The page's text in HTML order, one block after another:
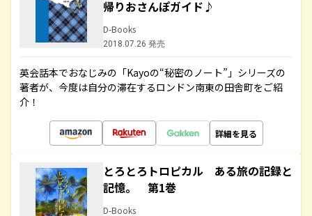
帰りおさんぽガイド♪
D-Books
2018.07.26 発売
英会話本でおなじみの「Kayoの“秘密のノート”」シリーズの
著者が、今度は自分の滞在するロンドン南東の田舎町をご紹
介！
詳細を見る
とろとろトロピカル ある旅の記録と
記憶。 第1巻
D-Books